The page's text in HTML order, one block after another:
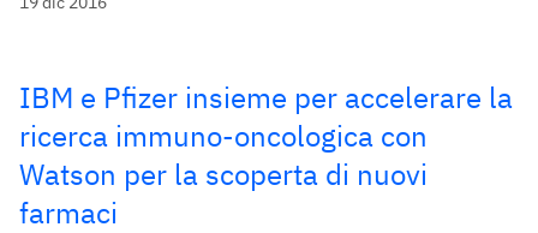
IBM e Pfizer insieme per accelerare la
ricerca immuno-oncologica con
Watson per la scoperta di nuovi
farmaci